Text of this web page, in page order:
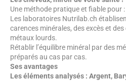
Une méthode pratique et fiable pour :
Les laboratoires Nutrilab.ch
carences minérales, des excès et
métaux lourds.
Rétablir l’équilibre minéral par des
préparés au cas par cas.
Ses avantages
Les éléments analysés : Argent,